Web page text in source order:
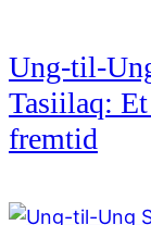
Ung-til-
Tasiilaq:
fremtid